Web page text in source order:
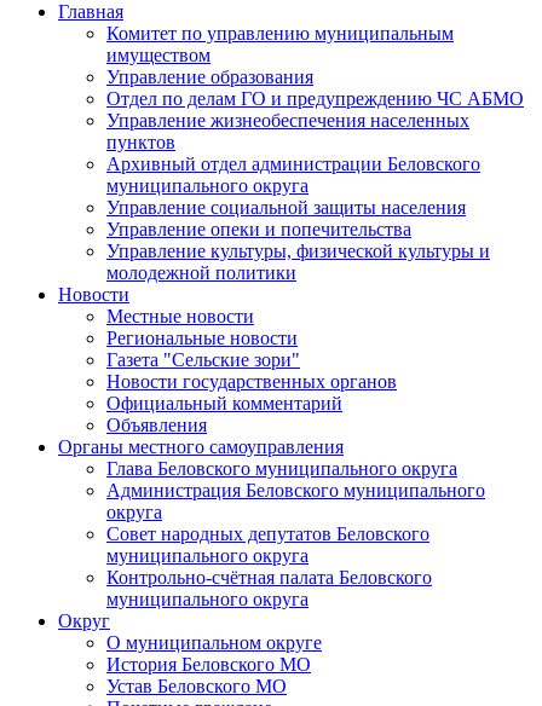
Главная
Комитет по управлению муниципальным
имуществом
Управление образования
Отдел по делам ГО и предупреждению ЧС АБМО
Управление жизнеобеспечения населенных
пунктов
Архивный отдел администрации Беловского
муниципального округа
Управление социальной защиты населения
Управление опеки и попечительства
Управление культуры, физической культуры и
молодежной политики
Новости
Местные новости
Региональные новости
Газета "Сельские зори"
Новости государственных органов
Официальный комментарий
Объявления
Органы местного самоуправления
Глава Беловского муниципального округа
Администрация Беловского муниципального
округа
Совет народных депутатов Беловского
муниципального округа
Контрольно-счётная палата Беловского
муниципального округа
Округ
О муниципальном округе
История Беловского МО
Устав Беловского МО